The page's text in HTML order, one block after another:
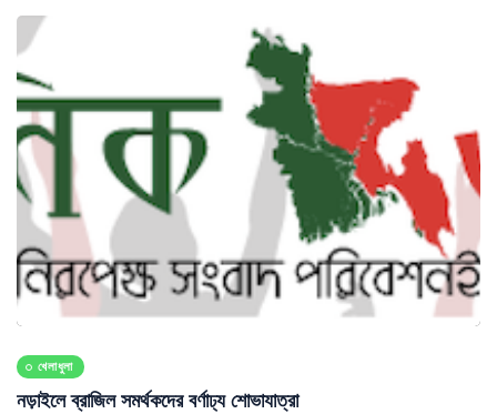
খেলাধুলা
নড়াইলে ব্রাজিল সমর্থকদের বর্ণাঢ্য শোভাযাত্রা